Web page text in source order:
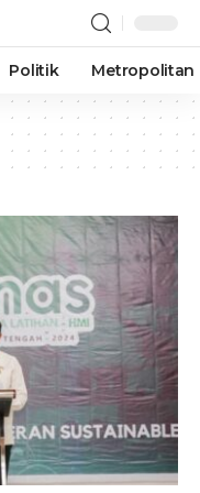
Politik Metropolitan